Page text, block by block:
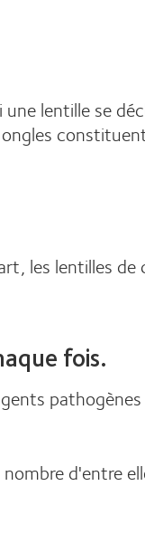
lentille se
les lentilles
fois.
d'entre